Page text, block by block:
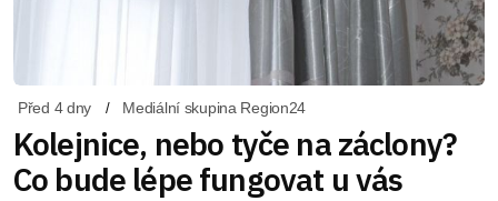
Před 4 dny Mediální skupina Region24
Kolejnice, nebo tyče na záclony?
Co bude lépe fungovat u vás